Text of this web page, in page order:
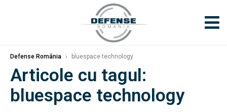
Defense România › bluespace technology
Articole cu tagul:
bluespace technology